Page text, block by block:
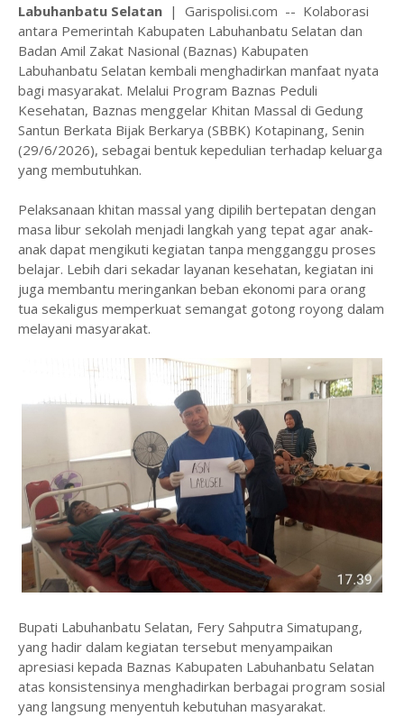
‎Labuhanbatu Selatan | Garispolisi.com -- ‎Kolaborasi
antara Pemerintah Kabupaten Labuhanbatu Selatan dan
Badan Amil Zakat Nasional (Baznas) Kabupaten
Labuhanbatu Selatan kembali menghadirkan manfaat nyata
bagi masyarakat. Melalui Program Baznas Peduli
Kesehatan, Baznas menggelar Khitan Massal di Gedung
Santun Berkata Bijak Berkarya (SBBK) Kotapinang, Senin
(29/6/2026), sebagai bentuk kepedulian terhadap keluarga
yang membutuhkan.
‎Pelaksanaan khitan massal yang dipilih bertepatan dengan
masa libur sekolah menjadi langkah yang tepat agar anak-
anak dapat mengikuti kegiatan tanpa mengganggu proses
belajar. Lebih dari sekadar layanan kesehatan, kegiatan ini
juga membantu meringankan beban ekonomi para orang
tua sekaligus memperkuat semangat gotong royong dalam
melayani masyarakat.
‎Bupati Labuhanbatu Selatan, Fery Sahputra Simatupang,
yang hadir dalam kegiatan tersebut menyampaikan
apresiasi kepada Baznas Kabupaten Labuhanbatu Selatan
atas konsistensinya menghadirkan berbagai program sosial
yang langsung menyentuh kebutuhan masyarakat.